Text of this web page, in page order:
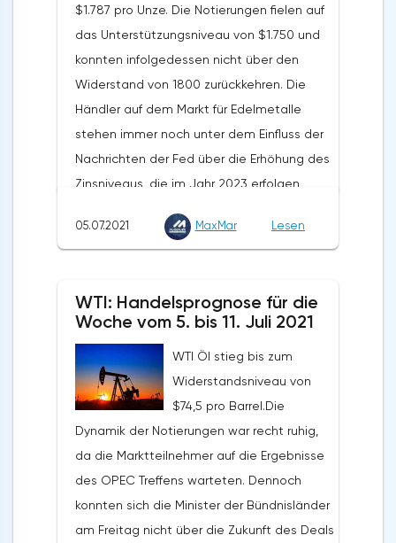
beliefen sich im genannten Zeitraum auf
957,9 Milliarden Euro, ein Plus von 13,3 % im
Jahresvergleich. Das Volumen der Importe
stieg um 12,7% und betrug 878,2 Milliarden
Euro. Der Außenhandelsüberschuss der EU
wurde im Mai dieses Jahres mit 7,9
Milliarden Dollar verzeichnet. Im Mai letzten
Jahres lag dieser Wert bei 6,6 Milliarden
$1.787 pro Unze. Die Notierungen fielen auf
das Unterstützungsniveau von $1.750 und
konnten infolgedessen nicht über den
Widerstand von 1800 zurückkehren. Die
Händler auf dem Markt für Edelmetalle
stehen immer noch unter dem Einfluss der
Nachrichten der Fed über die Erhöhung des
Zinsniveaus, die im Jahr 2023 erfolgen
einer gewissen Anfälligkeit des Dollars in
langfristige Potenzial von Gold bleibt
bestehen, auch trotz des aktuell niedrigen
Preisniveaus. Die Staatsausgaben und die
globale Verschuldung werden die
Zentralbanken dazu zwingen, die Zinssätze
so lange wie möglich auf einem
Mindestniveau zu halten. Der Rückgang des
Goldpreises sollte als Chance für
langfristige Investoren gesehen werden,
ihre Positionen zu erhöhen. Jeder
05.07.2021 MaxMar Lesen
WTI: Handelsprognose für die
Woche vom 5. bis 11. Juli 2021
WTI Öl stieg bis zum
Widerstandsniveau von
$74,5 pro Barrel.Die
Dynamik der Notierungen war recht ruhig,
da die Marktteilnehmer auf die Ergebnisse
des OPEC Treffens warteten. Dennoch
konnten sich die Minister der Bündnisländer
am Freitag nicht über die Zukunft des Deals